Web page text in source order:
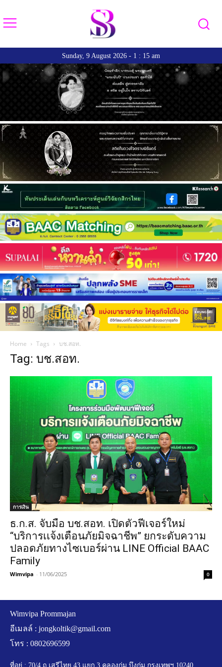
Sunday, 9 August 2026 - 1 : 15 am
Home Tags บช.สอท.
Tag: บช.สอท.
การเงิน
ธ.ก.ส. จับมือ บช.สอท. เปิดตัวฟีเจอร์ใหม่
“บริการเเจ้งเตือนภัยมิจฉาชีพ” ยกระดับความ
ปลอดภัยทางไซเบอร์ผ่าน LINE Official BAAC
Family
Wimvipa - 11/06/2025 0
Wimvipa Prommajan
อีเมลล์ : jongkoltik@gmail.com
โทร : 0802696599
ที่อยู่ : 70/4 ถ.เสรีไทย 43 แยก 3 คลองกุ่ม บึงกุ่ม กรุงเทพฯ 10240